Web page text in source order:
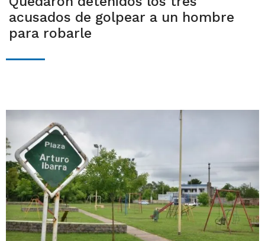
acusados de golpear a un hombre
para robarle